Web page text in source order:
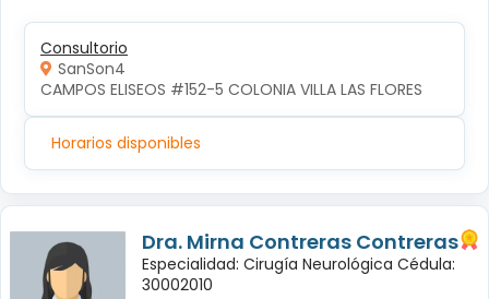
Consultorio
SanSon4
CAMPOS ELISEOS #152-5 COLONIA VILLA LAS FLORES
Horarios disponibles
Dra. Mirna Contreras Contreras
Especialidad: Cirugía Neurológica Cédula:
30002010